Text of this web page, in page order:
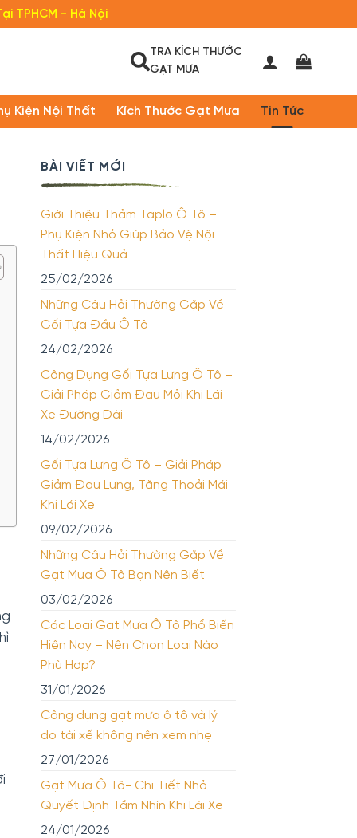
TPHCM - Hà Nội
TRA KÍCH THƯỚC
GẠT MƯA
Kiện Nội Thất Kích Thước Gạt Mưa Tin Tức
BÀI VIẾT MỚI
Giới Thiệu Thảm Taplo Ô Tô –
Phụ Kiện Nhỏ Giúp Bảo Vệ Nội
Thất Hiệu Quả
25/02/2026
Những Câu Hỏi Thường Gặp Về
Gối Tựa Đầu Ô Tô
24/02/2026
Công Dụng Gối Tựa Lưng Ô Tô –
Giải Pháp Giảm Đau Mỏi Khi Lái
Xe Đường Dài
14/02/2026
Gối Tựa Lưng Ô Tô – Giải Pháp
Giảm Đau Lưng, Tăng Thoải Mái
Khi Lái Xe
09/02/2026
Những Câu Hỏi Thường Gặp Về
Gạt Mưa Ô Tô Bạn Nên Biết
03/02/2026
Các Loại Gạt Mưa Ô Tô Phổ Biến
Hiện Nay – Nên Chọn Loại Nào
Phù Hợp?
31/01/2026
Công dụng gạt mưa ô tô và lý
do tài xế không nên xem nhẹ
27/01/2026
Gạt Mưa Ô Tô- Chi Tiết Nhỏ
Quyết Định Tầm Nhìn Khi Lái Xe
24/01/2026